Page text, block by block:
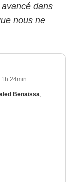
dans
nous ne
1h 24min
Benaissa